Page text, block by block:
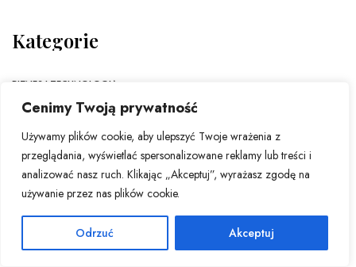
Cenimy Twoją prywatność
Używamy plików cookie, aby ulepszyć Twoje wrażenia z
przeglądania, wyświetlać spersonalizowane reklamy lub treści i
analizować nasz ruch. Klikając „Akceptuj”, wyrażasz zgodę na
używanie przez nas plików cookie.
Odrzuć Akceptuj
Kategorie
BIZNES I TECHNOLOGIA
EKONOMIA
INFORMACJE ZE ŚWIATA
KULTURA